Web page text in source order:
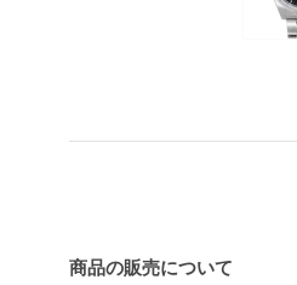
商品の販売について